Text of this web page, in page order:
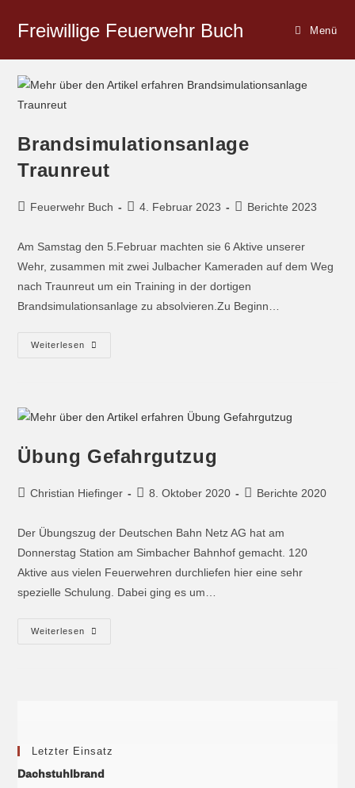
Freiwillige Feuerwehr Buch Menü
Brandsimulationsanlage
Traunreut
Feuerwehr Buch 4. Februar 2023 Berichte 2023
Am Samstag den 5.Februar machten sie 6 Aktive unserer
Wehr, zusammen mit zwei Julbacher Kameraden auf dem Weg
nach Traunreut um ein Training in der dortigen
Brandsimulationsanlage zu absolvieren.Zu Beginn…
Weiterlesen
Übung Gefahrgutzug
Christian Hiefinger 8. Oktober 2020 Berichte 2020
Der Übungszug der Deutschen Bahn Netz AG hat am
Donnerstag Station am Simbacher Bahnhof gemacht. 120
Aktive aus vielen Feuerwehren durchliefen hier eine sehr
spezielle Schulung. Dabei ging es um…
Weiterlesen
Letzter Einsatz
Dachstuhlbrand